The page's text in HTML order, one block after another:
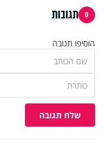
0 תגובות
הוסיפו תגובה
שלח תגובה